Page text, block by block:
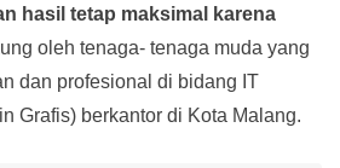
hasil tetap maksimal karena
oleh tenaga- tenaga muda yang
dan profesional di bidang IT
Grafis) berkantor di Kota Malang.